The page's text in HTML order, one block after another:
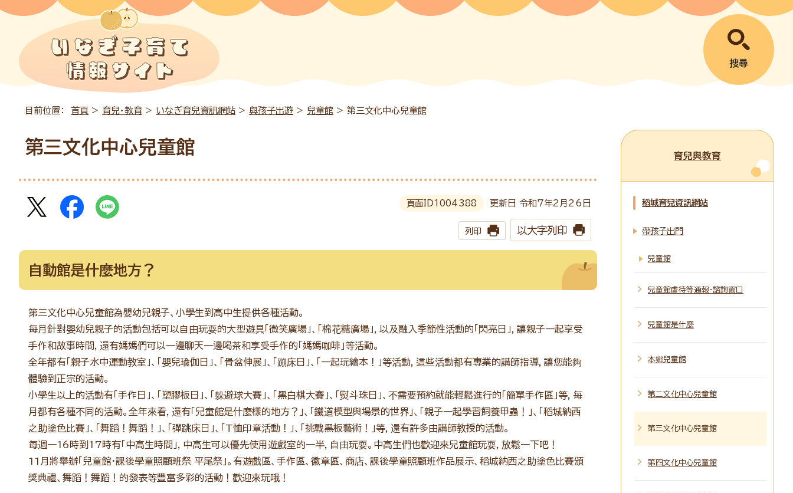
搜尋
目前位置： 首頁 > 育兒・教育 > いなぎ育兒資訊網站 > 與孩子出遊 > 兒童館 > 第三文化中心兒童館
第三文化中心兒童館
頁面ID1004388 更新日 令和7年2月 26 日
列印 以大字列印
自動館是什麼地方？
第三文化中心兒童館為嬰幼兒親子、小學生到高中生提供各種活動。
每月針對嬰幼兒親子的活動包括可以自由玩耍的大型遊具「微笑廣場」、「棉花糖廣場」，以及融入季節性活動的「閃亮日」，讓親子一起享受
手作和故事時間，還有媽媽們可以一邊聊天一邊喝茶和享受手作的「媽媽咖啡」等活動。
全年都有「親子水中運動教室」、「嬰兒瑜伽日」、「骨盆伸展」、「蹦床日」、「一起玩繪本！」等活動，這些活動都有專業的講師指導，讓您能夠
體驗到正宗的活動。
小學生以上的活動有「手作日」、「塑膠板日」、「躲避球大賽」、「黑白棋大賽」、「熨斗珠日」、不需要預約就能輕鬆進行的「簡單手作區」等，每
月都有各種不同的活動。全年來看，還有「兒童館是什麼樣的地方？」、「鐵道模型與場景的世界」、「親子一起學習飼養甲蟲！」、「稻城納西
之助塗色比賽」、「舞蹈！舞蹈！」、「彈跳床日」、「T恤印章活動！」、「挑戰黑板藝術！」等，還有許多由講師教授的活動。
每週一16時到17時有「中高生時間」，中高生可以優先使用遊戲室的一半，自由玩耍。中高生們也歡迎來兒童館玩耍，放鬆一下吧！
11月將舉辦「兒童館・課後學童照顧班祭 平尾祭」。有遊戲區、手作區、徽章區、商店、課後學童照顧班作品展示、稻城納西之助塗色比賽頒
獎典禮、舞蹈！舞蹈！的發表等豐富多彩的活動！歡迎來玩哦！
育兒與教育
稻城育兒資訊網站
帶孩子出門
兒童館
兒童館虐待等通報・諮詢窗口
兒童館是什麼
本鄉兒童館
第二文化中心兒童館
第三文化中心兒童館
第四文化中心兒童館